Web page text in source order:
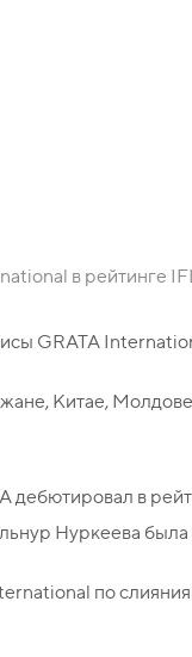
в рейтинге
GRATA
Китае,
дебютировал в
Нуркеева
по